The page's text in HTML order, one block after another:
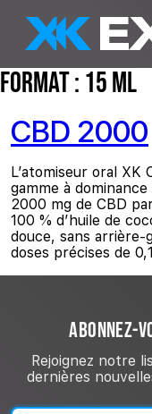
Format : 15 ml
CBD 2000
L’atomiseur oral
gamme à
2000 mg de CBD
100 % d’huile de
douce, sans
doses précises de
ABONNEZ-
Rejoignez notre
dernières